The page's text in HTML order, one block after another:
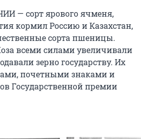
— сорт ярового ячменя,
кормил Россию и Казахстан,
сорта пшеницы.
всеми силами увеличивали
зерно государству. Их
почетными знаками и
Государственной премии